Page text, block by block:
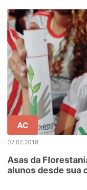
AC
07.02.2018
Asas da
alunos desde sua